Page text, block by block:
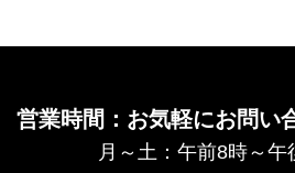
営業時間：お気軽にお問い
月～土：午前8時～午